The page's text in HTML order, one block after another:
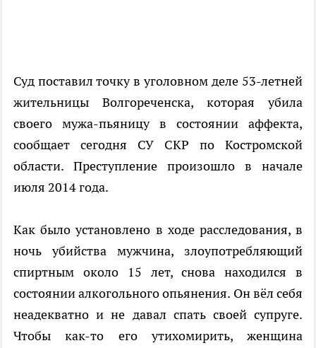
Суд поставил точку в уголовном деле 53-летней
жительницы Волгореченска, которая убила
своего мужа-пьяницу в состоянии аффекта,
сообщает сегодня СУ СКР по Костромской
области. Преступление произошло в начале
июля 2014 года.
Как было установлено в ходе расследования, в
ночь убийства мужчина, злоупотребляющий
спиртным около 15 лет, снова находился в
состоянии алкогольного опьянения. Он вёл себя
неадекватно и не давал спать своей супруге.
Чтобы как-то его утихомирить, женщина